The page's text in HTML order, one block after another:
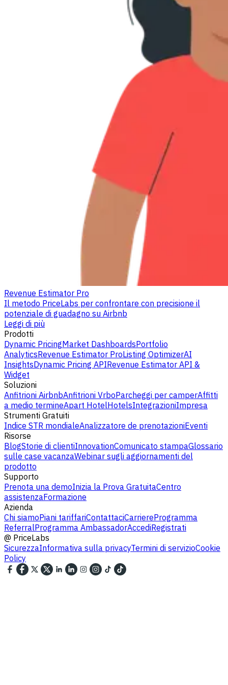
Revenue Estimator Pro
Il metodo PriceLabs per confrontare con precisione il
potenziale di guadagno su Airbnb
Leggi di più
Prodotti
Dynamic PricingMarket DashboardsPortfolio
AnalyticsRevenue Estimator ProListing OptimizerAI
InsightsDynamic Pricing APIRevenue Estimator API &
Widget
Soluzioni
Anfitrioni AirbnbAnfitrioni VrboParcheggi per camperAffitti
a medio termineApart HotelHotelsIntegrazioniImpresa
Strumenti Gratuiti
Indice STR mondialeAnalizzatore de prenotazioniEventi
Risorse
BlogStorie di clientiInnovationComunicato stampaGlossario
sulle case vacanzaWebinar sugli aggiornamenti del
prodotto
Supporto
Prenota una demoInizia la Prova GratuitaCentro
assistenzaFormazione
Azienda
Chi siamoPiani tariffariContattaciCarriereProgramma
ReferralProgramma AmbassadorAccediRegistrati
@ PriceLabs
SicurezzaInformativa sulla privacyTermini di servizioCookie
Policy